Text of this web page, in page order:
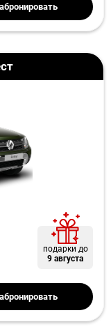
подарки до
9 августа